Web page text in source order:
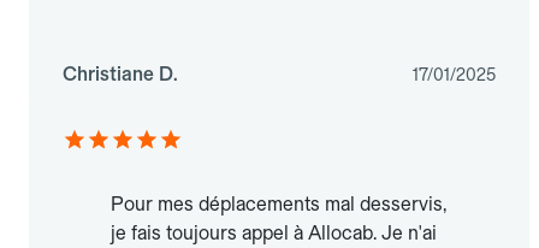
Christiane D. 17/01/2025
Pour mes déplacements mal desservis,
je fais toujours appel à Allocab. Je n'ai